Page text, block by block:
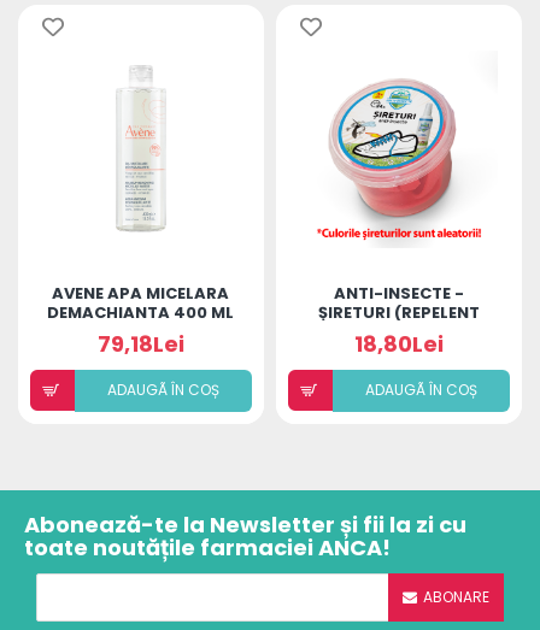
AVENE APA MICELARA
DEMACHIANTA 400 ML
79,18Lei
ADAUGÃ ÎN COȘ
ANTI-INSECTE -
ȘIRETURI (REPELENT
INSECTE)
18,80Lei
ADAUGÃ ÎN COȘ
Abonează-te la Newsletter și fii la zi cu
toate noutățile farmaciei ANCA!
ABONARE